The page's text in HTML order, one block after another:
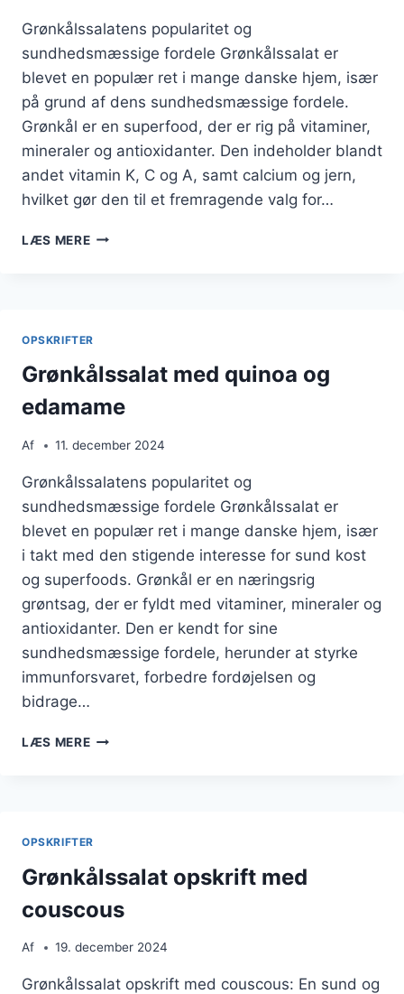
Grønkålssalatens popularitet og
sundhedsmæssige fordele Grønkålssalat er
blevet en populær ret i mange danske hjem, især
på grund af dens sundhedsmæssige fordele.
Grønkål er en superfood, der er rig på vitaminer,
mineraler og antioxidanter. Den indeholder blandt
andet vitamin K, C og A, samt calcium og jern,
hvilket gør den til et fremragende valg for…
LÆS MEREGRØNKÅLSSALAT
OPSKRIFTER
Grønkålssalat med quinoa og
edamame
Af 11. december 2024
Grønkålssalatens popularitet og
sundhedsmæssige fordele Grønkålssalat er
blevet en populær ret i mange danske hjem, især
i takt med den stigende interesse for sund kost
og superfoods. Grønkål er en næringsrig
grøntsag, der er fyldt med vitaminer, mineraler og
antioxidanter. Den er kendt for sine
sundhedsmæssige fordele, herunder at styrke
immunforsvaret, forbedre fordøjelsen og
bidrage…
LÆS MEREGRØNKÅLSSALAT
OPSKRIFTER
Grønkålssalat opskrift med
couscous
Af 19. december 2024
Grønkålssalat opskrift med couscous: En sund og